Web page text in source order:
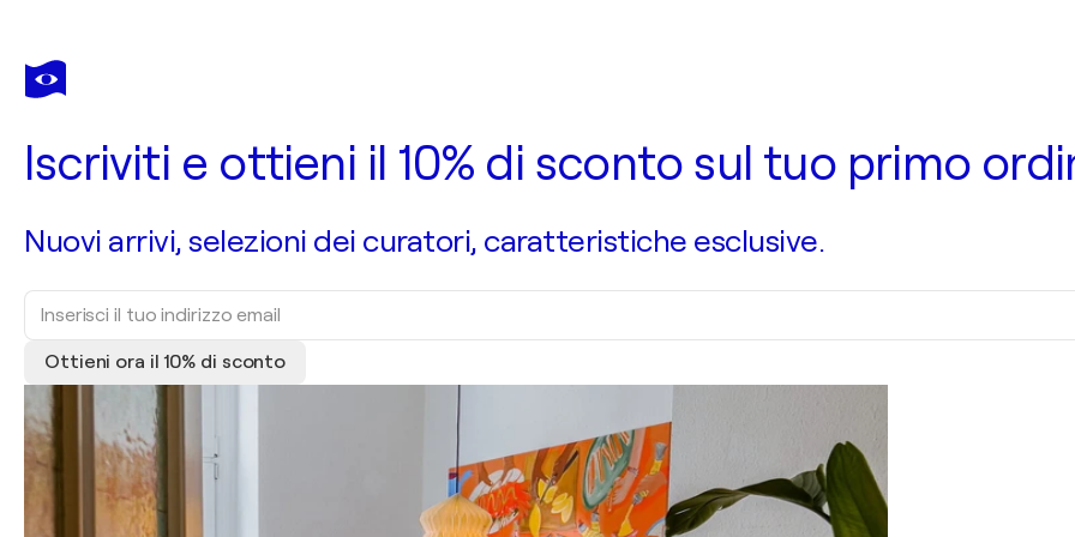
Iscriviti e ottieni il 10% di sconto sul tuo primo
Nuovi arrivi, selezioni dei curatori, caratteristiche esclusive.
Ottieni ora il 10% di sconto